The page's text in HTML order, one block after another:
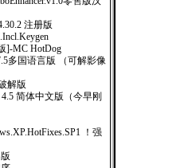
注册版
]-MC HotDog
多国语言版 （可解影像
解版
4.5 简体中文版（今早刚
！强